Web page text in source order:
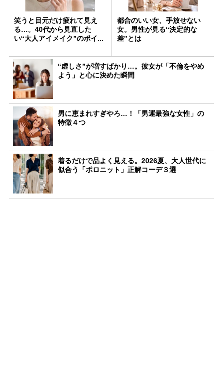
笑うと目元だけ疲れて見え
る…。40代から見直した
い“大人アイメイク”のポイ...
都合のいい女、手放せない
女。男性が見る“決定的な
差”とは
“虚しさ”が増すばかり…。彼女が「不倫をやめ
よう」と心に決めた瞬間
男に恵まれすぎやろ…！「男運最強な女性」の
特徴４つ
着るだけで品よく見える。2026夏、大人世代に
似合う「ポロニット」正解コーデ３選